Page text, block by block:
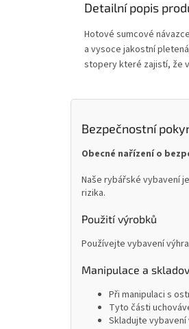
Detailní popis
Hotové sumcové
a vysoce jakostní
stopery které zajistí, že
Bezpečnostní
Obecné nařízení o
Naše rybářské vybavení
rizika.
Použití výrobků
Používejte vybavení
Manipulace a
Při manipulaci s
Tyto části
Skladujte